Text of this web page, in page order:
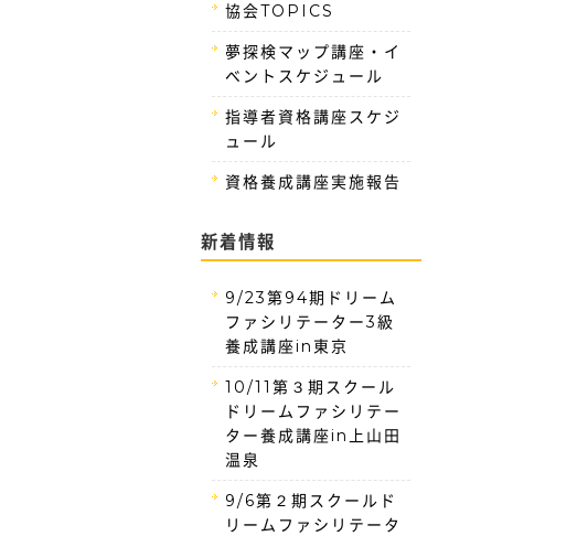
協会TOPICS
夢探検マップ講座・イ
ベントスケジュール
指導者資格講座スケジ
ュール
資格養成講座実施報告
新着情報
9/23第94期ドリーム
ファシリテーター3級
養成講座in東京
10/11第３期スクール
ドリームファシリテー
ター養成講座in上山田
温泉
9/6第２期スクールド
リームファシリテータ